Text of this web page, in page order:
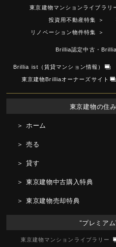
東京建物マンションライブラリ
投資用不動産特集 ＞
リノベーション物件特集 ＞
Brillia認定中古・
Brillia ist（賃貸マンション情報）
東京建物Brilliaオーナーズサイト
東京建物の住
＞ ホーム
＞ 売る
＞ 貸す
＞ 東京建物中古購入特典
＞ 東京建物売却特典
“プレミア
東京建物マンションライブラリー